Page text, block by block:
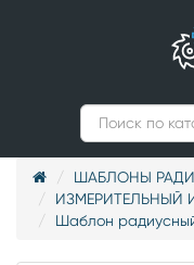
ШАБЛОНЫ
ИЗМЕРИТЕЛЬНЫЙ
Шаблон